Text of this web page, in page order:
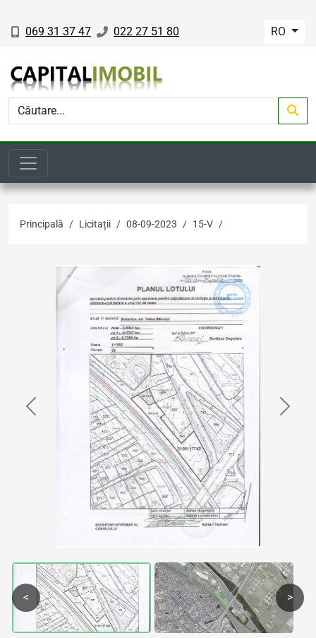
069 31 37 47 022 27 51 80 RO
Principală Licitații 08-09-2023 15-V
Previous Next
< >